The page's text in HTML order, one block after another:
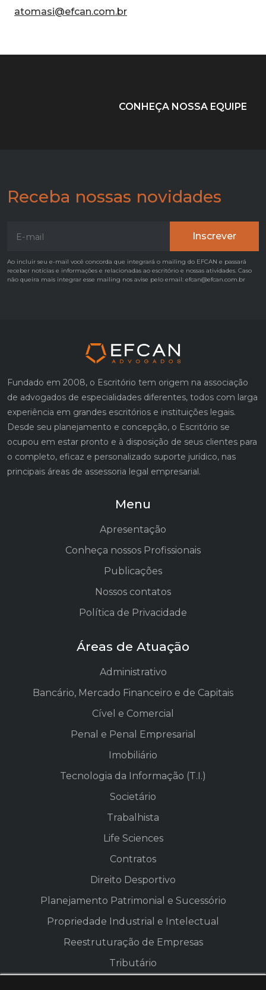
atomasi@efcan.com.br
CONHEÇA NOSSA EQUIPE
Receba nossas novidades
Ao incluir seu e-mail você concorda que integrará o mailing do EFCAN e passará
receber notícias e informações e relacionadas ao escritório e nossas atividades. Caso
não queira mais integrar esse mailing nos avise pelo email: efcan@efcan.com.br
Fundado em 2008, o Escritório tem origem na associação
de advogados de especialidades diferentes, todos com larga
experiência em grandes escritórios e instituições legais.
Desde seu planejamento e concepção, o Escritório se
ocupou em estar pronto e à disposição de seus clientes para
o completo, eficaz e personalizado suporte jurídico, nas
principais áreas de assessoria legal empresarial.
Menu
Apresentação
Conheça nossos Profissionais
Publicações
Nossos contatos
Política de Privacidade
Áreas de Atuação
Administrativo
Bancário, Mercado Financeiro e de Capitais
Cível e Comercial
Penal e Penal Empresarial
Imobiliário
Tecnologia da Informação (T.I.)
Societário
Trabalhista
Life Sciences
Contratos
Direito Desportivo
Planejamento Patrimonial e Sucessório
Propriedade Industrial e Intelectual
Reestruturação de Empresas
Tributário